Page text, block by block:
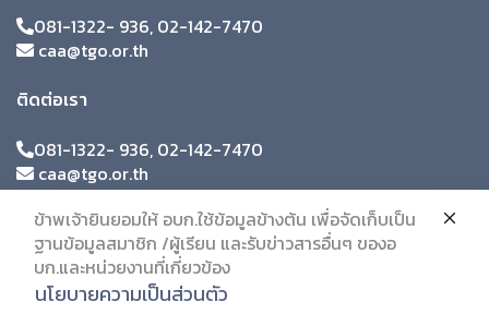
081-1322- 936, 02-142-7470
caa@tgo.or.th
ติดต่อเรา
081-1322- 936, 02-142-7470
caa@tgo.or.th
ข้าพเจ้ายินยอมให้ อบก.ใช้ข้อมูลข้างต้น เพื่อจัดเก็บเป็น
ฐานข้อมูลสมาชิก /ผู้เรียน และรับข่าวสารอื่นๆ ของอ
บก.และหน่วยงานที่เกี่ยวข้อง
นโยบายความเป็นส่วนตัว